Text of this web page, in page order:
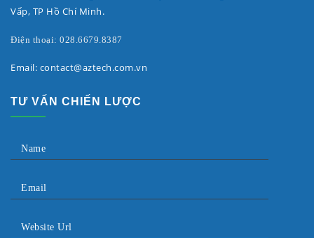
Vấp, TP Hồ Chí Minh.
Điện thoại: 028.6679.8387
Email: contact@aztech.com.vn
TƯ VẤN CHIẾN LƯỢC